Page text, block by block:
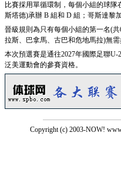
比賽採用單循環制，每個小組的球
斯塔德)承辦 B 組和 D 組；哥斯達黎
晉級規則為只有每個小組的第一名(
拉斯、巴拿馬、古巴和危地馬拉)無
本次預選賽是通往2027年國際足聯
泛美運動會的參賽資格。
Copyright (c) 2003-NOW!